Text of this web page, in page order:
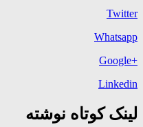
Twitter
Whatsapp
+Google
Linkedin
لینک کوتاه نوشته